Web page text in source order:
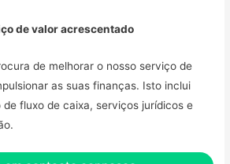
de valor acrescentado
de melhorar o nosso serviço de
as suas finanças. Isto inclui
fluxo de caixa, serviços jurídicos e